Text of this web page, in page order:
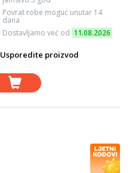
Povrat robe moguć unutar 14
dana
Dostavljamo već od 11.08.2026
Usporedite proizvod